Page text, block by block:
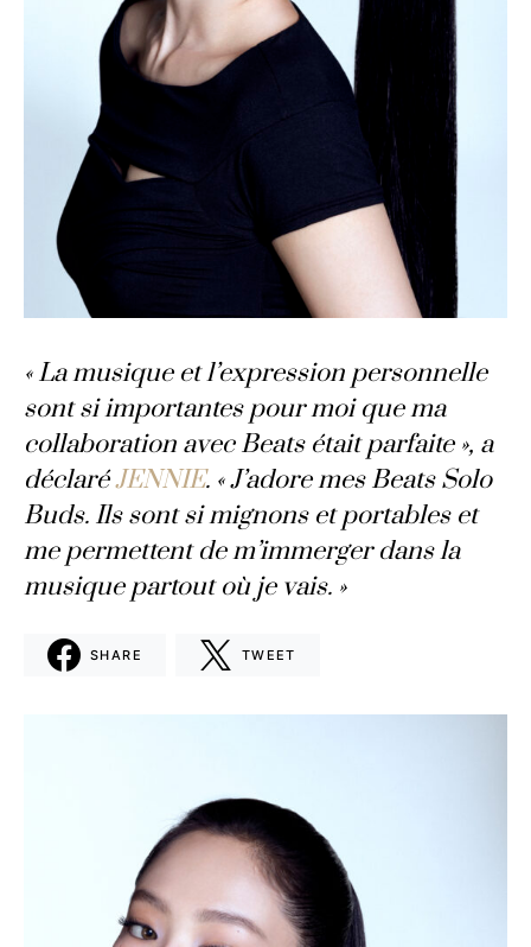
« La musique et l’expression personnelle
sont si importantes pour moi que ma
collaboration avec Beats était parfaite », a
déclaréJENNIE. « J’adore mes Beats Solo
Buds. Ils sont si mignons et portables et
me permettent de m’immerger dans la
musique partout où je vais. »
SHARE TWEET